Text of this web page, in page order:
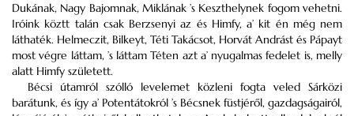
Dukának, Nagy Bajomnak, Miklának ’s Keszthelynek fogom vehetni.
Iróink köztt talán csak Berzsenyi az és Himfy, a’ kit én még nem
láthaték. Helmeczit, Bilkeyt, Téti Takácsot, Horvát Andrást és Pápayt
most végre láttam, ’s láttam Téten azt a’ nyugalmas fedelet is, melly
alatt Himfy született.
Bécsi útamról szólló levelemet közleni fogta veled Sárközi
barátunk, és így a’ Potentátokról ’s Bécsnek füstjéről, gazdagságairól,